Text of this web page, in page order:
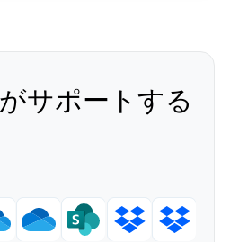
サポートする